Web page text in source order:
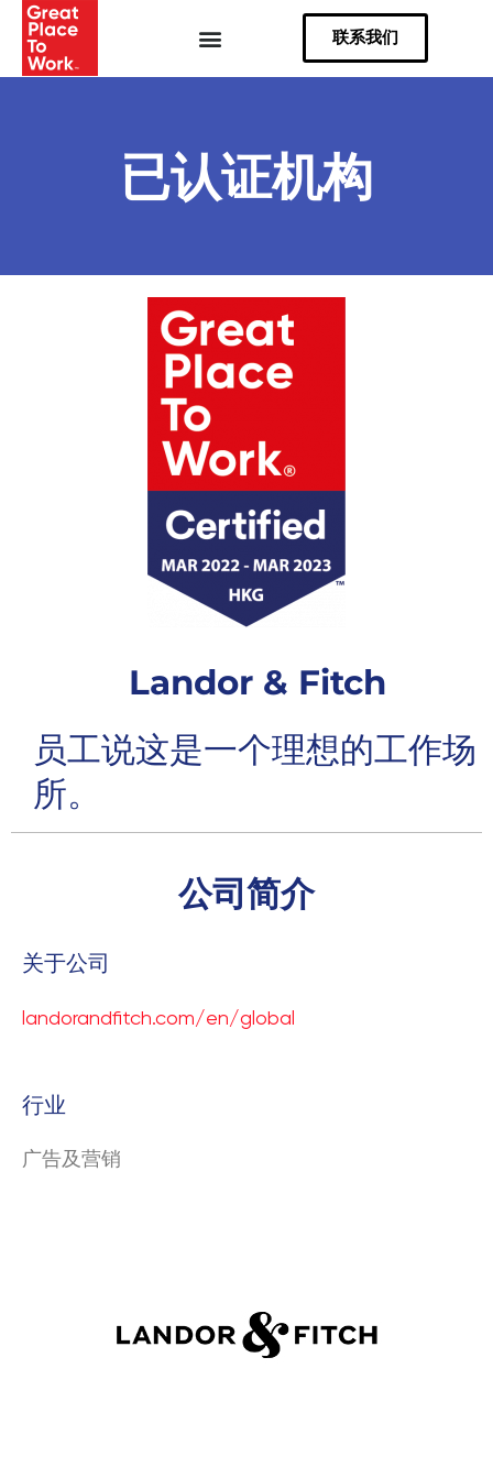
Skip
content
联系我们
已认证机构
Landor & Fitch
员工说这是一个理想的工作场
所。
公司简介
关于公司
landorandfitch.com/en/global
行业
广告及营销